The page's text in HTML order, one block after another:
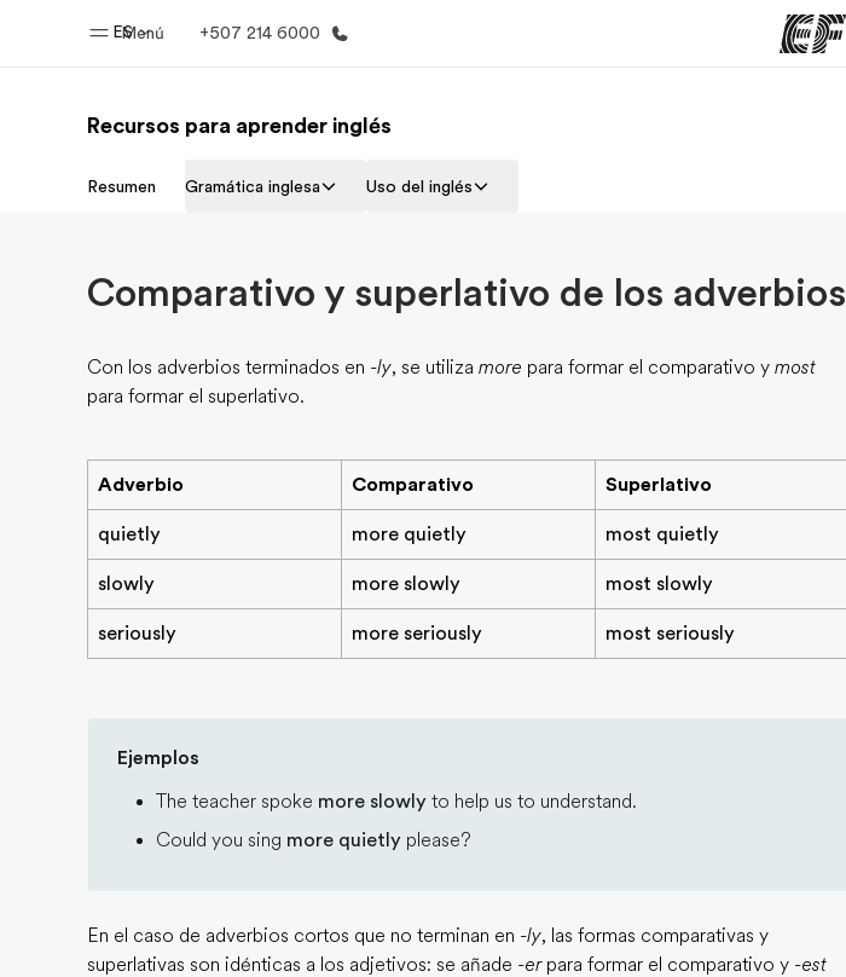
Menú
ES +507 214 6000
Inicio
Recursos para aprender inglés
Resumen Gramática inglesa Uso del inglés
Comparativo y superlativo de los adverbios
Con los adverbios terminados en -ly, se utiliza more para formar el comparativo y most
para formar el superlativo.
Adverbio Comparativo Superlativo
quietly more quietly most quietly
slowly more slowly most slowly
seriously more seriously most seriously
Ejemplos
The teacher spoke more slowly to help us to understand.
Could you sing more quietly please?
En el caso de adverbios cortos que no terminan en -ly, las formas comparativas y
superlativas son idénticas a los adjetivos: se añade -erpara formar el comparativo y -est